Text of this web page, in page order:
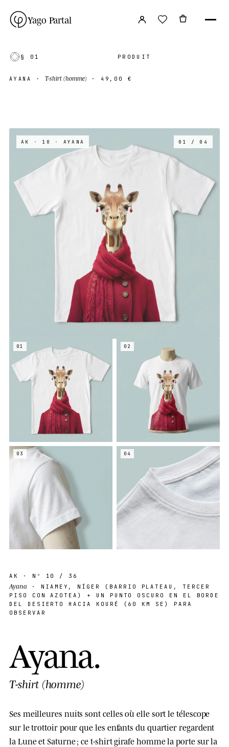
Yago Partal
§ 01 PRODUIT
AYANA ·T-shirt (homme) · 49,00 €
AK · 10 · AYANA 01 / 04
01 02
03 04
AK · Nº 10 / 36
Ayana · NIAMEY, NÍGER (BARRIO PLATEAU, TERCER
PISO CON AZOTEA) + UN PUNTO OSCURO EN EL BORDE
DEL DESIERTO HACIA KOURÉ (60 KM SE) PARA
OBSERVAR
Ayana.
T-shirt (homme)
Ses meilleures nuits sont celles où elle sort le télescope
sur le trottoir pour que les enfants du quartier regardent
la Lune et Saturne ; ce t-shirt girafe homme la porte sur la